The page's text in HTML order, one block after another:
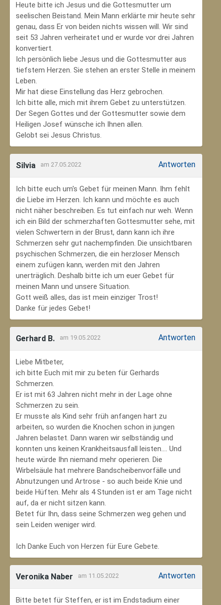
Heute bitte ich Jesus und die Gottesmutter um
seelischen Beistand. Mein Mann erklärte mir heute sehr
genau, dass Er von beiden nichts wissen will. Wir sind
seit 53 Jahren verheiratet und er wurde vor drei Jahren
konvertiert.
Ich persönlich liebe Jesus und die Gottesmutter aus
tiefstem Herzen. Sie stehen an erster Stelle in meinem
Leben.
Mir hat diese Einstellung das Herz gebrochen.
Ich bitte alle, mich mit ihrem Gebet zu unterstützen.
Der Segen Gottes und der Gottesmutter sowie dem
Heiligen Josef wünsche ich Ihnen allen.
Gelobt sei Jesus Christus.
Silvia am 27.05.2022 Antworten
Ich bitte euch um's Gebet für meinen Mann. Ihm fehlt
die Liebe im Herzen. Ich kann und möchte es auch
nicht näher beschreiben. Es tut einfach nur weh. Wenn
ich ein Bild der schmerzhaften Gottesmutter sehe, mit
vielen Schwertern in der Brust, dann kann ich ihre
Schmerzen sehr gut nachempfinden. Die unsichtbaren
psychischen Schmerzen, die ein herzloser Mensch
einem zufügen kann, werden mit den Jahren
unerträglich. Deshalb bitte ich um euer Gebet für
meinen Mann und unsere Situation.
Gott weiß alles, das ist mein einziger Trost!
Danke für jedes Gebet!
Gerhard B. am 19.05.2022 Antworten
Liebe Mitbeter,
ich bitte Euch mit mir zu beten für Gerhards
Schmerzen.
Er ist mit 63 Jahren nicht mehr in der Lage ohne
Schmerzen zu sein.
Er musste als Kind sehr früh anfangen hart zu
arbeiten, so wurden die Knochen schon in jungen
Jahren belastet. Dann waren wir selbständig und
konnten uns keinen Krankheitsausfall leisten.... Und
heute würde Ihn niemand mehr operieren. Die
Wirbelsäule hat mehrere Bandscheibenvorfälle und
Abnutzungen und Artrose - so auch beide Knie und
beide Hüften. Mehr als 4 Stunden ist er am Tage nicht
auf, da er nicht sitzen kann.
Betet für Ihn, dass seine Schmerzen weg gehen und
sein Leiden weniger wird.
Ich Danke Euch von Herzen für Eure Gebete.
Veronika Naber am 11.05.2022 Antworten
Bitte betet für Steffen, er ist im Endstadium einer